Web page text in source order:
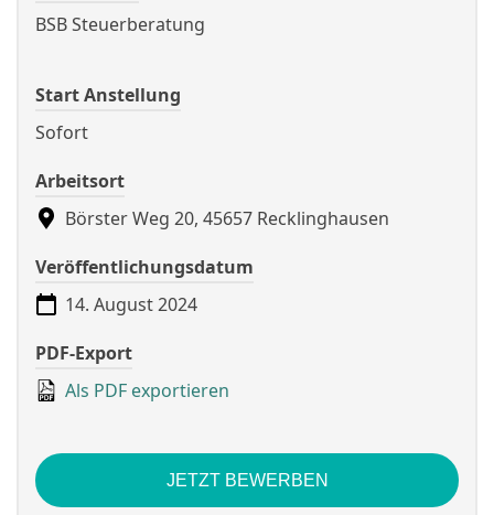
BSB Steuerberatung
Start Anstellung
Sofort
Arbeitsort
Börster Weg 20, 45657 Recklinghausen
Veröffentlichungsdatum
14. August 2024
PDF-Export
Als PDF exportieren
JETZT BEWERBEN